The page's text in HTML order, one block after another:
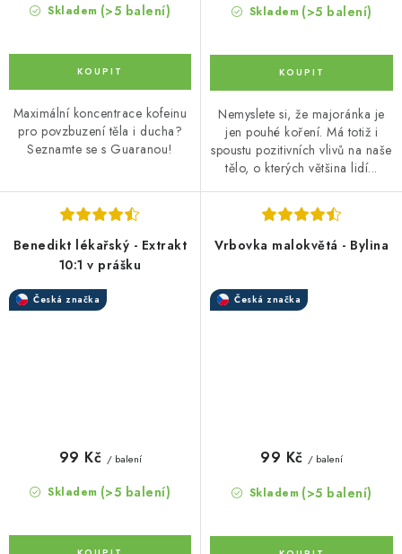
Skladem (>5 balení)
Maximální koncentrace kofeinu
pro povzbuzení těla i ducha?
Seznamte se s Guaranou!
Skladem (>5 balení)
Nemyslete si, že majoránka je
jen pouhé koření. Má totiž i
spoustu pozitivních vlivů na naše
tělo, o kterých většina lidí...
Benedikt lékařský - Extrakt
10:1 v prášku
Česká značka
Skladem (>5 balení)
99 Kč / balení
Vrbovka malokvětá - Bylina
Česká značka
Skladem (>5 balení)
99 Kč / balení